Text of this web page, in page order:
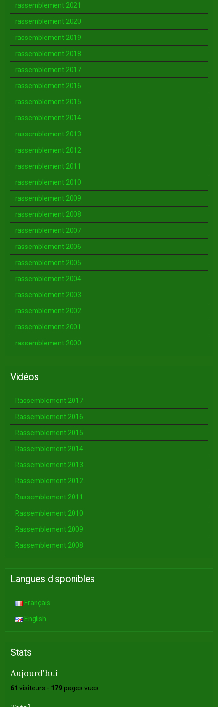
rassemblement 2021
rassemblement 2020
rassemblement 2019
rassemblement 2018
rassemblement 2017
rassemblement 2016
rassemblement 2015
rassemblement 2014
rassemblement 2013
rassemblement 2012
rassemblement 2011
rassemblement 2010
rassemblement 2009
rassemblement 2008
rassemblement 2007
rassemblement 2006
rassemblement 2005
rassemblement 2004
rassemblement 2003
rassemblement 2002
rassemblement 2001
rassemblement 2000
Vidéos
Rassemblement 2017
Rassemblement 2016
Rassemblement 2015
Rassemblement 2014
Rassemblement 2013
Rassemblement 2012
Rassemblement 2011
Rassemblement 2010
Rassemblement 2009
Rassemblement 2008
Langues disponibles
Français
English
Stats
Aujourd'hui
61 visiteurs - 179pages vues